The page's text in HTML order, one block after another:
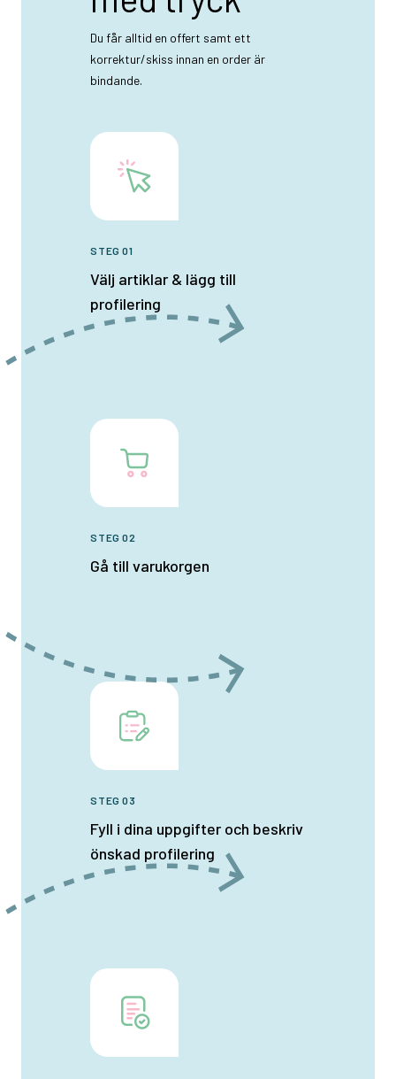
Du får alltid en offert samt ett
korrektur/skiss innan en order är
bindande.
STEG 01
Välj artiklar & lägg till
profilering
STEG 02
Gå till varukorgen
STEG 03
Fyll i dina uppgifter och beskriv
önskad profilering